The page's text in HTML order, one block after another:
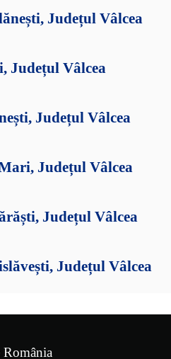
Județul Vâlcea
Județul Vâlcea
Județul Vâlcea
Județul Vâlcea
Județul Vâlcea
Județul Vâlcea
România